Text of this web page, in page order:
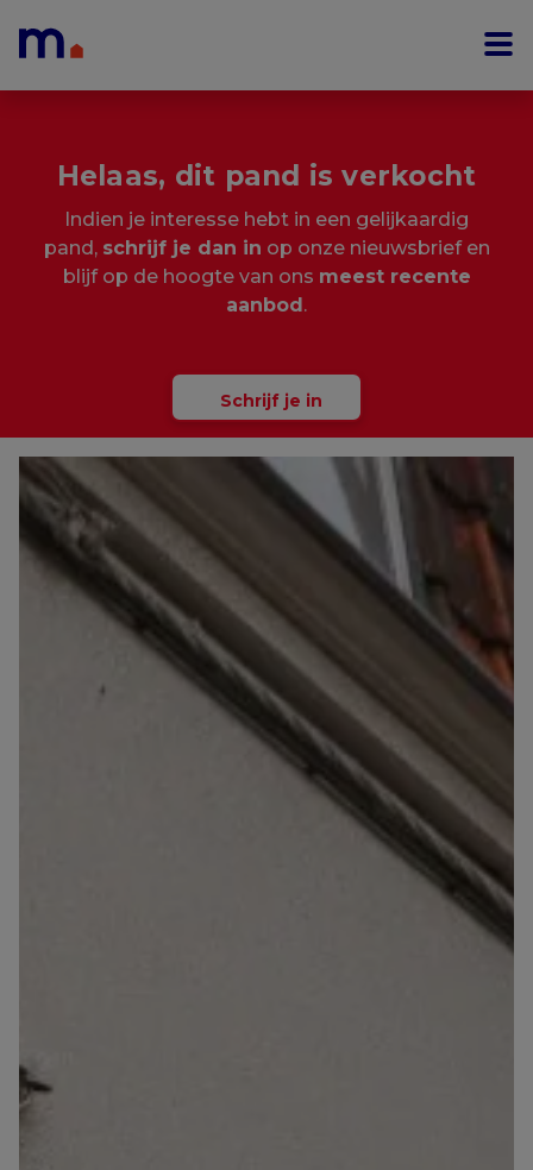
Helaas, dit pand is verkocht
Indien je interesse hebt in een gelijkaardig
pand, schrijf je dan in op onze nieuwsbrief en
blijf op de hoogte van ons meest recente
aanbod.
Schrijf je in